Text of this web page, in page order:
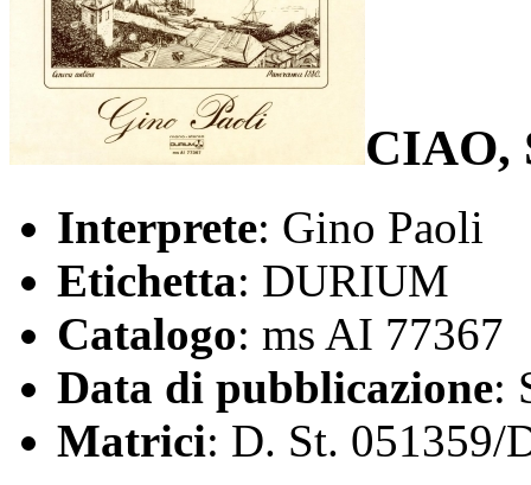
CIAO,
Interprete: Gino Paoli
Etichetta: DURIUM
Catalogo: ms AI 77367
Data di pubblicazione:
Matrici: D. St. 051359/